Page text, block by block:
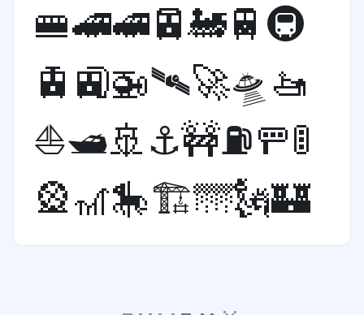
🚝🚄🚅🚈🚂🚆 🚇
🚊 🚉🚁🛰🚀🛸 🚤
⛵️🛥🚢⚓️🚧⛽️🚥🚦
🎡🎢🎠🏗🌁🗽🏰